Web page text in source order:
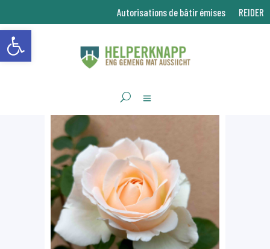
Ouvrir la barre d’outils
Autorisations de bâtir émises REIDER